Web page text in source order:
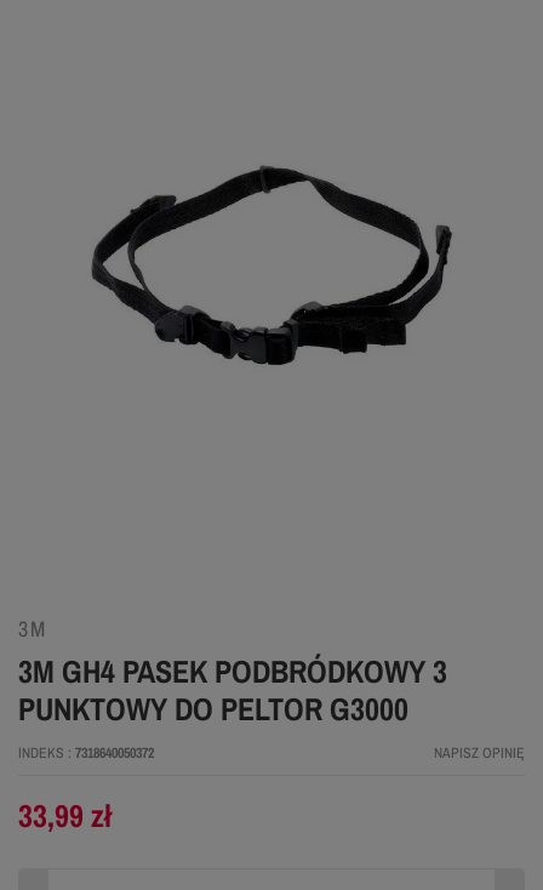
3M
3M GH4 PASEK PODBRÓDKOWY 3
PUNKTOWY DO PELTOR G3000
INDEKS 7318640050372 NAPISZ OPINIĘ
33,99 zł